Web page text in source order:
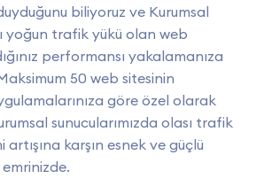
biliyoruz ve Kurumsal
yoğun trafik yükü olan web
performansı yakalamanıza
50 web sitesinin
göre özel olarak
sunucularımızda olası trafik
karşın esnek ve güçlü